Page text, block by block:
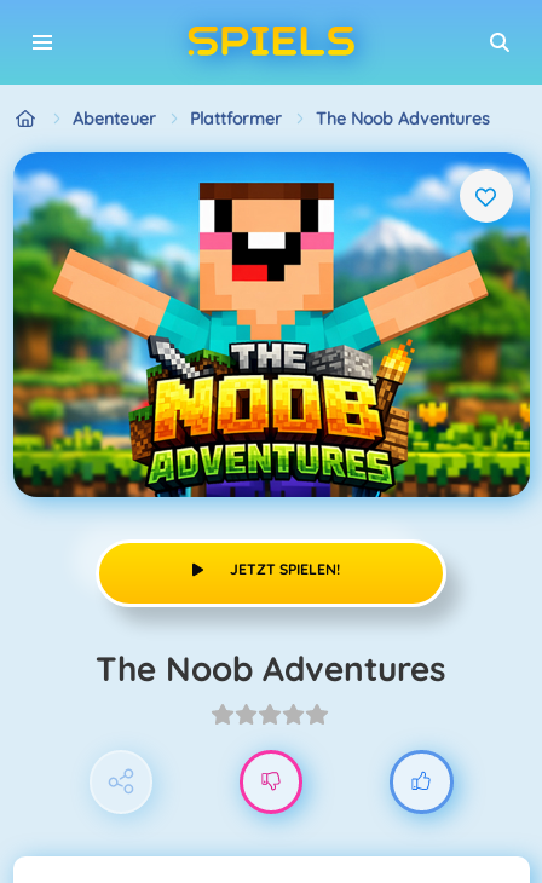
Abenteuer Plattformer The Noob Adventures
JETZT SPIELEN!
The Noob Adventures